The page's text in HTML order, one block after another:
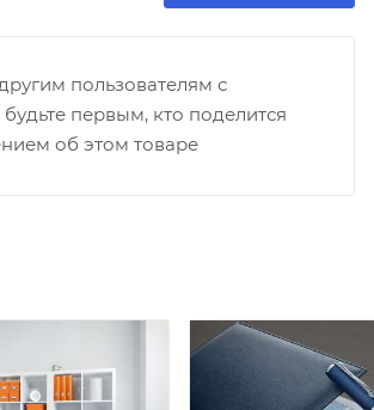
пользователям с
первым, кто поделится
об этом товаре